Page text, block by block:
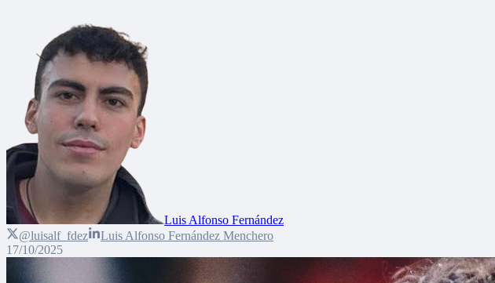
Luis Alfonso Fernández
@luisalf_fdez
Luis Alfonso Fernández Menchero
17/10/2025